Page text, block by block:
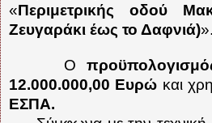
«Περιμετρικής οδού
Ζευγαράκι έως το Δαφνιά)».
Ο
12.000.000,00 Ευρώ και
ΕΣΠΑ.